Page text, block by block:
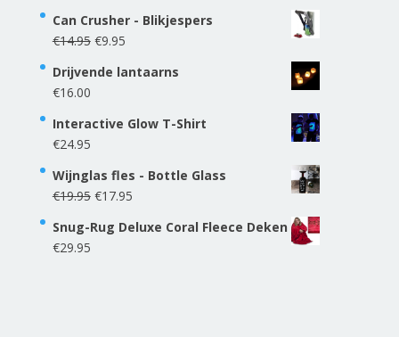
Can Crusher - Blikjespers
€14.95 Oorspronkelijke
was:
€9.95Huidige
is:
Drijvende lantaarns
€16.00
Interactive Glow T-Shirt
€24.95
Wijnglas fles - Bottle Glass
€19.95 Oorspronkelijke
was:
€17.95Huidige
is:
Snug-Rug Deluxe Coral Fleece Deken
€29.95